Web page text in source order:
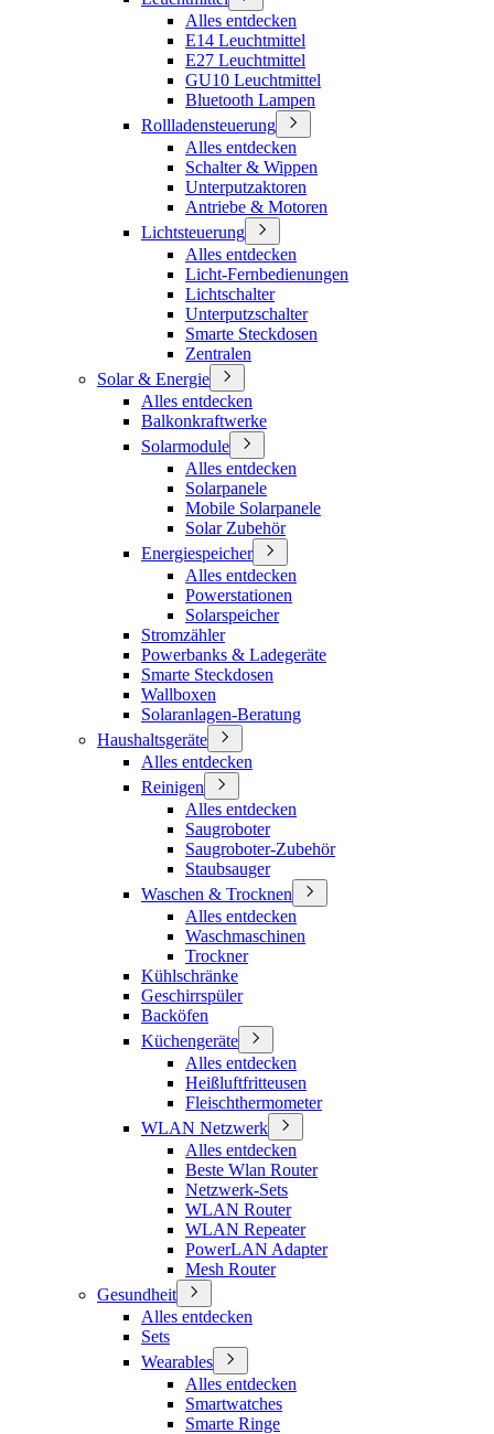
Alles entdecken
E14 Leuchtmittel
E27 Leuchtmittel
GU10 Leuchtmittel
Bluetooth Lampen
Rollladensteuerung
Alles entdecken
Schalter & Wippen
Unterputzaktoren
Antriebe & Motoren
Lichtsteuerung
Alles entdecken
Licht-Fernbedienungen
Lichtschalter
Unterputzschalter
Smarte Steckdosen
Zentralen
Solar & Energie
Alles entdecken
Balkonkraftwerke
Solarmodule
Alles entdecken
Solarpanele
Mobile Solarpanele
Solar Zubehör
Energiespeicher
Alles entdecken
Powerstationen
Solarspeicher
Stromzähler
Powerbanks & Ladegeräte
Smarte Steckdosen
Wallboxen
Solaranlagen-Beratung
Haushaltsgeräte
Alles entdecken
Reinigen
Alles entdecken
Saugroboter
Saugroboter-Zubehör
Staubsauger
Waschen & Trocknen
Alles entdecken
Waschmaschinen
Trockner
Kühlschränke
Geschirrspüler
Backöfen
Küchengeräte
Alles entdecken
Heißluftfritteusen
Fleischthermometer
WLAN Netzwerk
Alles entdecken
Beste Wlan Router
Netzwerk-Sets
WLAN Router
WLAN Repeater
PowerLAN Adapter
Mesh Router
Gesundheit
Alles entdecken
Sets
Wearables
Alles entdecken
Smartwatches
Smarte Ringe